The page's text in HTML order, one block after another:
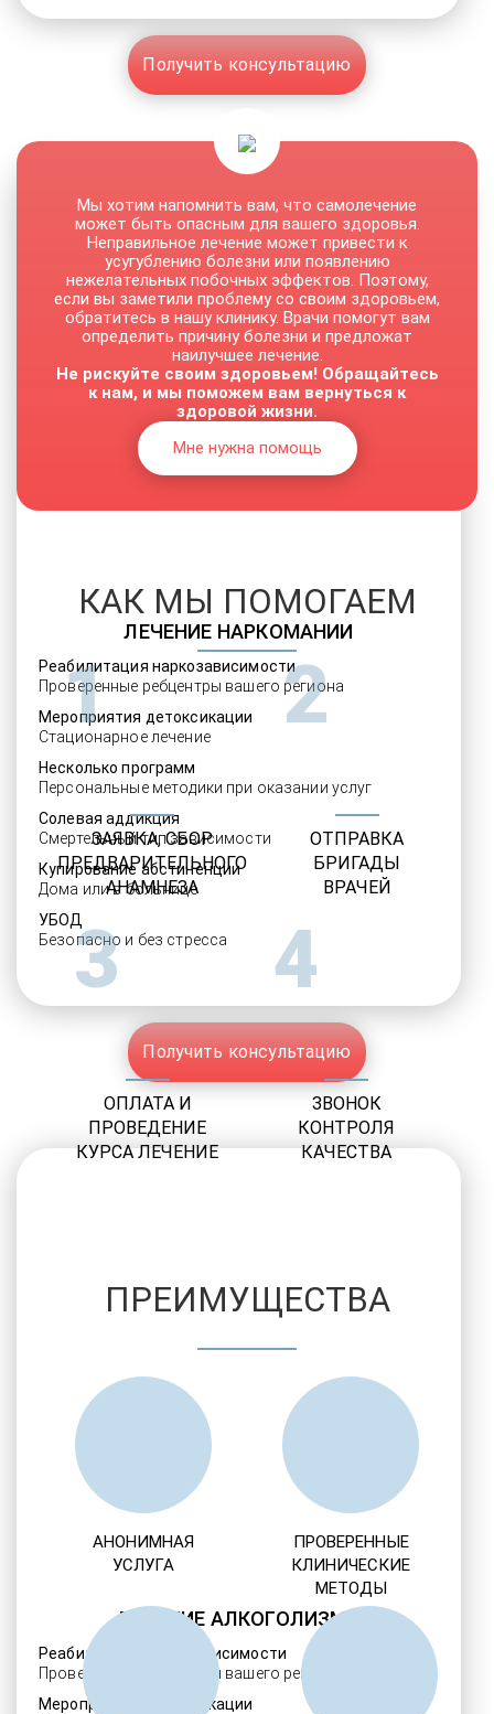
Получить консультацию
ЛЕЧЕНИЕ НАРКОМАНИИ
Реабилитация наркозависимости
Проверенные ребцентры вашего региона
Мероприятия детоксикации
Стационарное лечение
Несколько программ
Персональные методики при оказании услуг
Солевая аддикция
Смертельный тип зависимости
Купирование абстиненции
Дома или в больнице
УБОД
Безопасно и без стресса
Получить консультацию
ЛЕЧЕНИЕ АЛКОГОЛИЗМА
Реабилитация алкозависимости
Проверенные ребцентры вашего региона
Мероприятия детоксикации
Мы хотим напомнить вам, что самолечение
может быть опасным для вашего здоровья.
Неправильное лечение может привести к
усугублению болезни или появлению
нежелательных побочных эффектов. Поэтому,
если вы заметили проблему со своим здоровьем,
обратитесь в нашу клинику. Врачи помогут вам
определить причину болезни и предложат
наилучшее лечение.
Не рискуйте своим здоровьем! Обращайтесь
к нам, и мы поможем вам вернуться к
здоровой жизни.
Мне нужна помощь
КАК МЫ ПОМОГАЕМ
1
ЗАЯВКА, СБОР
ПРЕДВАРИТЕЛЬНОГО
АНАМНЕЗА
2
ОТПРАВКА
БРИГАДЫ
ВРАЧЕЙ
3
ОПЛАТА И
ПРОВЕДЕНИЕ
КУРСА ЛЕЧЕНИЕ
4
ЗВОНОК
КОНТРОЛЯ
КАЧЕСТВА
ПРЕИМУЩЕСТВА
АНОНИМНАЯ
УСЛУГА
ПРОВЕРЕННЫЕ
КЛИНИЧЕСКИЕ
МЕТОДЫ